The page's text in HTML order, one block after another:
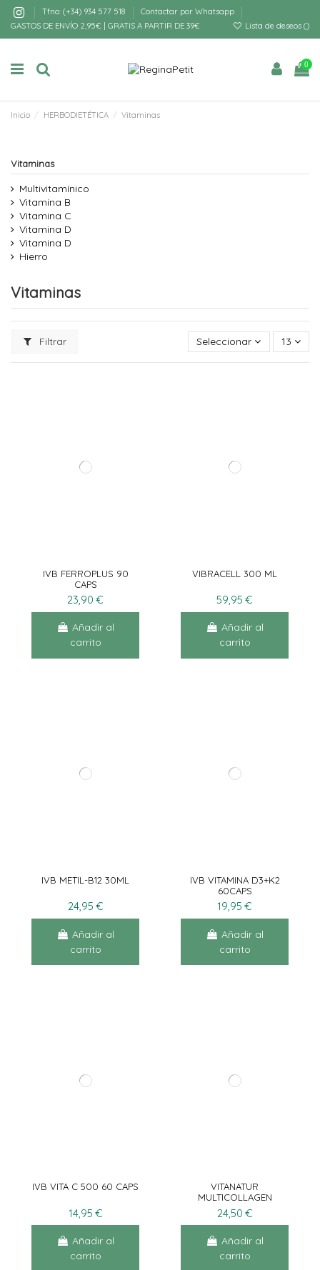
Tfno: (+34) 934 577 518
Contactar por Whatsapp
GASTOS DE ENVÍO 2,95€ | GRATIS A PARTIR DE 39€
Lista de deseos ()
0
Inicio HERBODIETÉTICA Vitaminas
Vitaminas
Filtrar Seleccionar 13
IVB FERROPLUS 90
CAPS
23,90 €
Añadir al
carrito
VIBRACELL 300 ML
59,95 €
Añadir al
carrito
IVB METIL-B12 30ML
24,95 €
Añadir al
carrito
IVB VITAMINA D3+K2
60CAPS
19,95 €
Añadir al
carrito
IVB VITA C 500 60 CAPS
14,95 €
Añadir al
carrito
VITANATUR
MULTICOLLAGEN
30CÁPS
24,50 €
Añadir al
carrito
Vitaminas
Multivitamínico
Vitamina B
Vitamina C
Vitamina D
Vitamina D
Hierro